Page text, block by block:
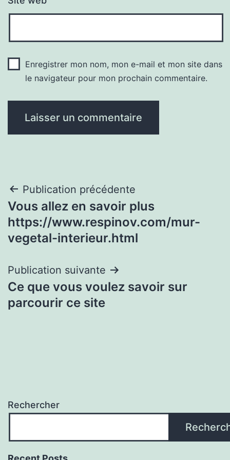
Enregistrer mon nom, mon e-mail et mon site dans
le navigateur pour mon prochain commentaire.
Navigation
de
l’article
Publication précédente
Vous allez en savoir plus
https://www.respinov.com/mur-
vegetal-interieur.html
Publication suivante
Ce que vous voulez savoir sur
parcourir ce site
Rechercher